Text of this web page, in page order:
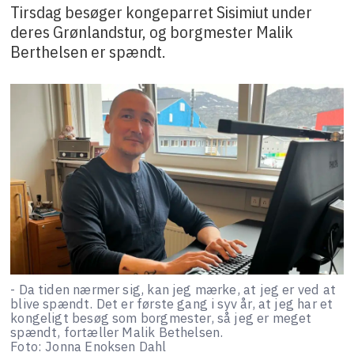
Tirsdag besøger kongeparret Sisimiut under
deres Grønlandstur, og borgmester Malik
Berthelsen er spændt.
- Da tiden nærmer sig, kan jeg mærke, at jeg er ved at
blive spændt. Det er første gang i syv år, at jeg har et
kongeligt besøg som borgmester, så jeg er meget
spændt, fortæller Malik Bethelsen.
Foto: Jonna Enoksen Dahl